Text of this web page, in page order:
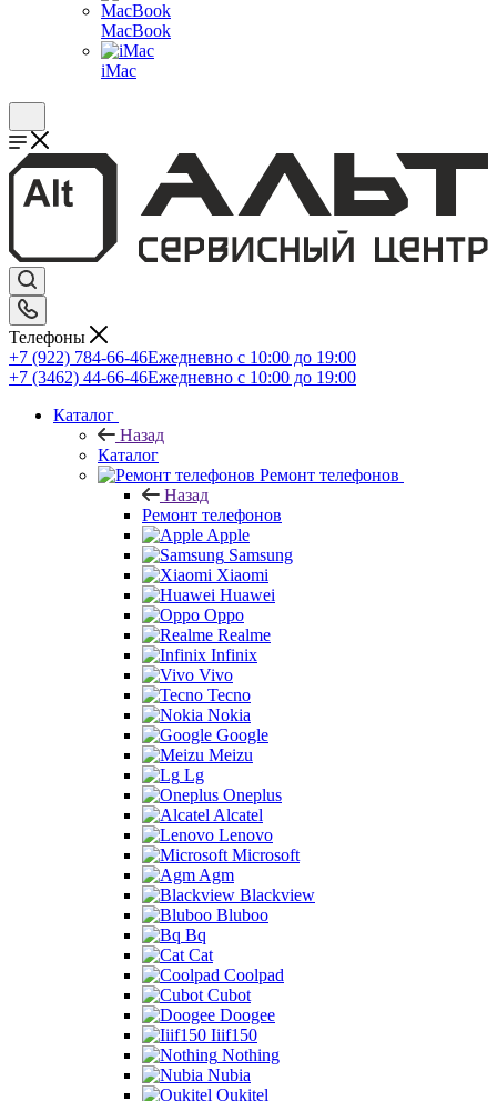
MacBook
iMac
Телефоны
+7 (922) 784-66-46Ежедневно с 10:00 до 19:00
+7 (3462) 44-66-46Ежедневно с 10:00 до 19:00
Каталог
Назад
Каталог
Ремонт телефонов
Назад
Ремонт телефонов
Apple
Samsung
Xiaomi
Huawei
Oppo
Realme
Infinix
Vivo
Tecno
Nokia
Google
Meizu
Lg
Oneplus
Alcatel
Lenovo
Microsoft
Agm
Blackview
Bluboo
Bq
Cat
Coolpad
Cubot
Doogee
Iiif150
Nothing
Nubia
Oukitel